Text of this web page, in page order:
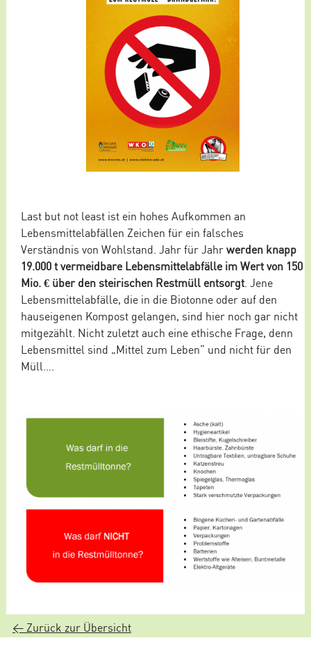
Last but not least ist ein hohes Aufkommen an
Lebensmittelabfällen Zeichen für ein falsches
Verständnis von Wohlstand. Jahr für Jahrwerden knapp
19.000 t vermeidbare Lebensmittelabfälle im Wert von 150
Mio. € über den steirischen Restmüll entsorgt. Jene
Lebensmittelabfälle, die in die Biotonne oder auf den
hauseigenen Kompost gelangen, sind hier noch gar nicht
mitgezählt. Nicht zuletzt auch eine ethische Frage, denn
Lebensmittel sind „Mittel zum Leben“ und nicht für den
Müll….
< Zurück zur Übersicht